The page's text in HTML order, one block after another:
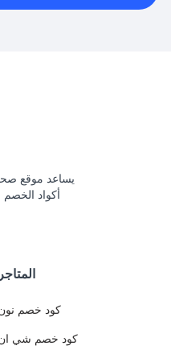
يساعد موقع
أكواد الخصم
المتاجر
كود خصم
كود خصم شي